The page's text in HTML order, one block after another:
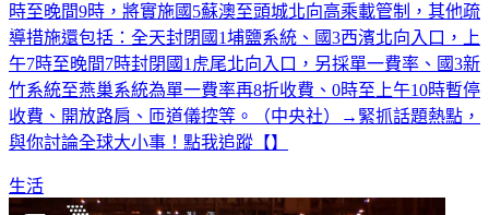
時至晚間9時，將實施國5蘇澳至頭城北向高乘載管制，其他疏
導措施還包括：全天封閉國1埔鹽系統、國3西濱北向入口，上
午7時至晚間7時封閉國1虎尾北向入口，另採單一費率、國3新
竹系統至燕巢系統為單一費率再8折收費、0時至上午10時暫停
收費、開放路肩、匝道儀控等。（中央社）→緊抓話題熱點，
與你討論全球大小事！點我追蹤【】
生活